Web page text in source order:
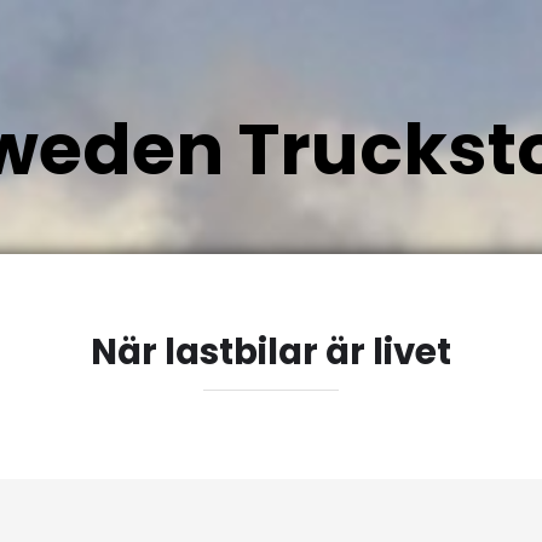
När lastbilar är livet